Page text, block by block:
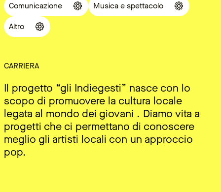
Comunicazione
Musica e spettacolo
Altro
CARRIERA
Il progetto “gli Indiegesti” nasce con lo
scopo di promuovere la cultura locale
legata al mondo dei giovani . Diamo vita a
progetti che ci permettano di conoscere
meglio gli artisti locali con un approccio
pop.